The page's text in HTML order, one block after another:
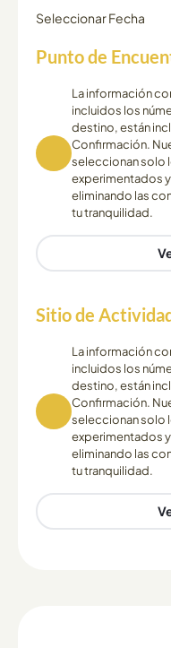
Seleccionar Fecha
Punto de
La información
incluidos los
destino, están
Confirmación.
seleccionan solo
experimentados
eliminando las
tu tranquilidad.
Sitio de
La información
incluidos los
destino, están
Confirmación.
seleccionan solo
experimentados
eliminando las
tu tranquilidad.